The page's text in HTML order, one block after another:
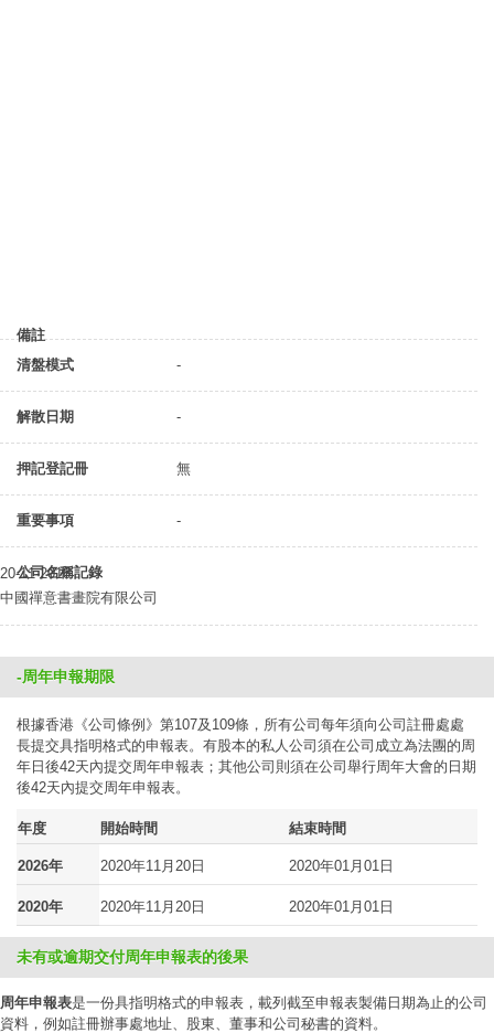
備註
清盤模式
-
解散日期 -
押記登記冊 無
重要事項 -
公司名稱記錄
20-11-2018
中國禪意書畫院有限公司
-周年申報期限
根據香港《公司條例》第107及109條，所有公司每年須向公司註冊處處
長提交具指明格式的申報表。有股本的私人公司須在公司成立為法團的周
年日後42天內提交周年申報表；其他公司則須在公司舉行周年大會的日期
後42天內提交周年申報表。
年度 開始時間 結束時間
2026年 2020年11月20日 2020年01月01日
2020年 2020年11月20日 2020年01月01日
未有或逾期交付周年申報表的後果
周年申報表是一份具指明格式的申報表，載列截至申報表製備日期為止的公司
資料，例如註冊辦事處地址、股東、董事和公司秘書的資料。